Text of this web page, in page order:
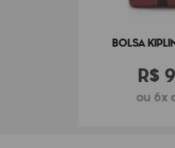
BOLSA
R$
ou 6x